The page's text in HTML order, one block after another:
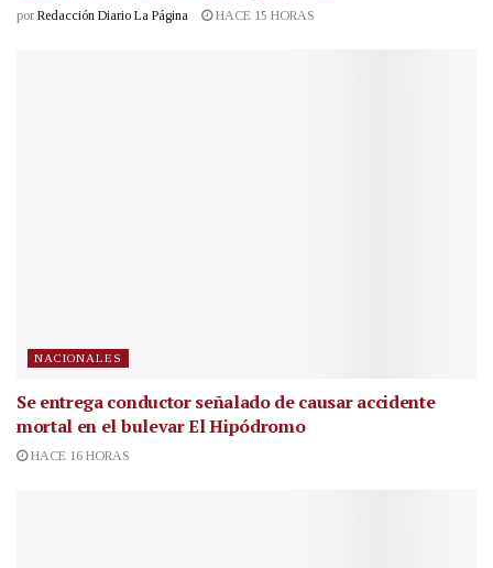
por Redacción Diario La Página HACE 15 HORAS
NACIONALES
Se entrega conductor señalado de causar accidente
mortal en el bulevar El Hipódromo
HACE 16 HORAS